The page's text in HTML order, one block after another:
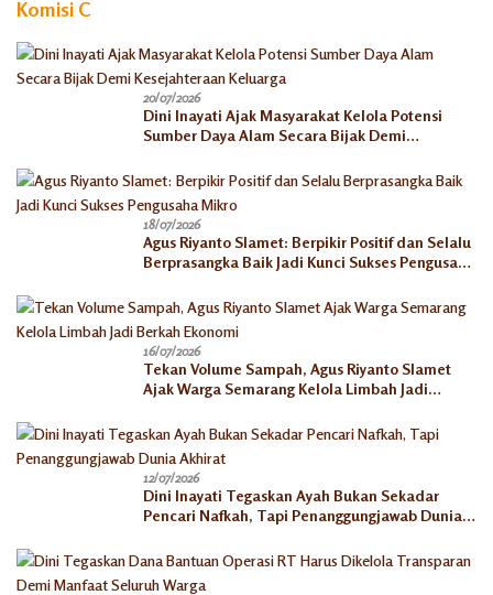
Komisi C
20/07/2026
Dini Inayati Ajak Masyarakat Kelola Potensi
Sumber Daya Alam Secara Bijak Demi
18/07/2026
Agus Riyanto Slamet: Berpikir Positif dan Selalu
Berprasangka Baik Jadi Kunci Sukses Pengusaha
16/07/2026
Tekan Volume Sampah, Agus Riyanto Slamet
Ajak Warga Semarang Kelola Limbah Jadi
12/07/2026
Dini Inayati Tegaskan Ayah Bukan Sekadar
Pencari Nafkah, Tapi Penanggungjawab Dunia